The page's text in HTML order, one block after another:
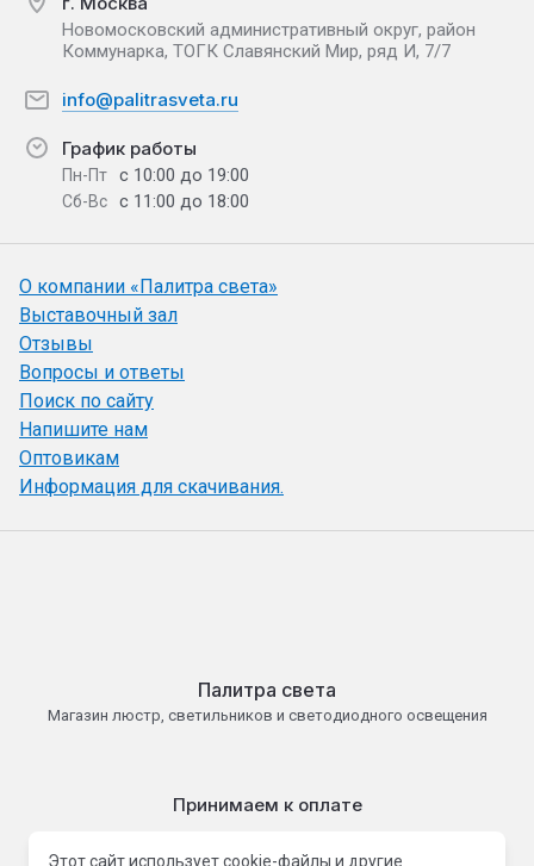
Новомосковский административный округ, район
Коммунарка, ТОГК Славянский Мир, ряд И, 7/7
info@palitrasveta.ru
График работы
Пн-Пт с 10:00 до 19:00
Сб-Вс с 11:00 до 18:00
О компании «Палитра света»
Выставочный зал
Отзывы
Вопросы и ответы
Поиск по сайту
Напишите нам
Оптовикам
Информация для скачивания.
Палитра света
Магазин люстр, светильников и светодиодного освещения
Принимаем к оплате
Этот сайт использует cookie-файлы и другие